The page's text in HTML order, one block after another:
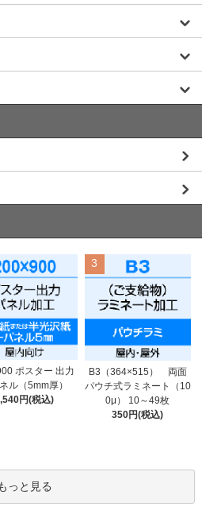
ポスター 出力
ル（5mm厚）
円(税込)
3
B3（364×515） 両面
パウチ式ラミネート（10
0μ） 10～49枚
350円(税込)
っと見る